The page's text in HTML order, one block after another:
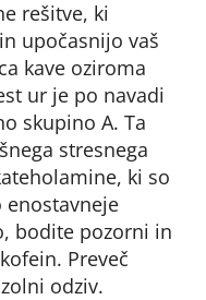
rešitve, ki
upočasnijo vaš
kave oziroma
ur je po navadi
skupino A. Ta
stresnega
ki so
bodite pozorni in
Preveč
odziv.